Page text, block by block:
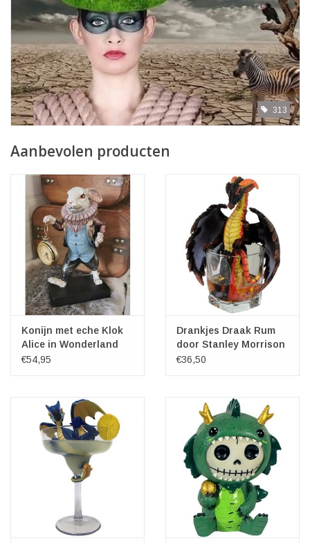
313
Aanbevolen producten
Konijn met eche Klok
Alice in Wonderland
beeldje
€54,95
Drankjes Draak Rum
door Stanley Morrison
€36,50